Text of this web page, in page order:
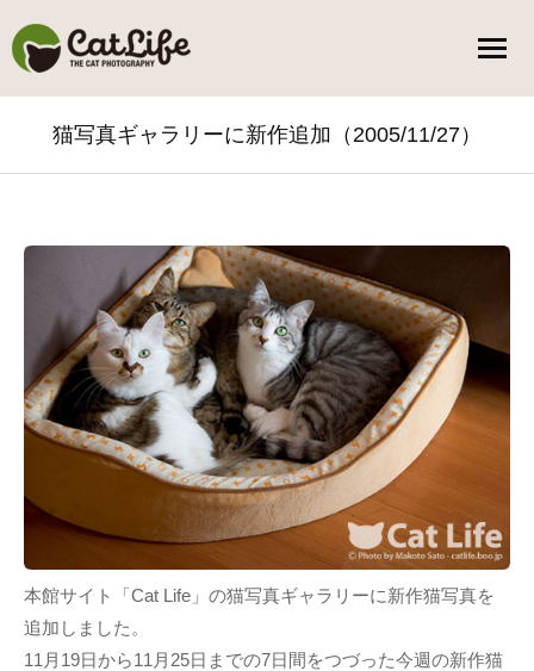
猫写真ギャラリーに新作追加（2005/11/27）
本館サイト「Cat Life」の猫写真ギャラリーに新作猫写真を
追加しました。
11月19日から11月25日までの7日間をつづった今週の新作猫